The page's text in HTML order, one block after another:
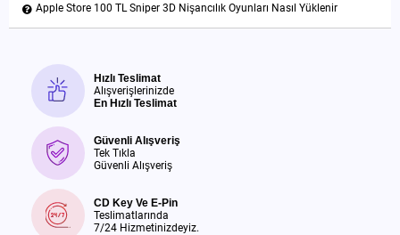
Apple Store 100 TL Sniper 3D Nişancılık Oyunları Nasıl Yüklenir
Hızlı Teslimat
Alışverişlerinizde
En Hızlı Teslimat
Güvenli Alışveriş
Tek Tıkla
Güvenli Alışveriş
CD Key Ve E-Pin
Teslimatlarında
7/24 Hizmetinizdeyiz.